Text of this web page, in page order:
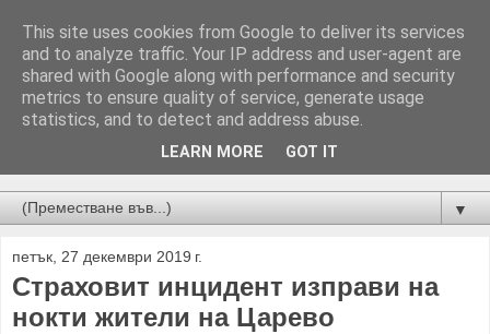
Новини от Бургас, страната и света!
▼
петък, 27 декември 2019 г.
Страховит инцидент изправи на
нокти жители на Царево
This site uses cookies from Google to deliver its services
and to analyze traffic. Your IP address and user-agent are
shared with Google along with performance and security
metrics to ensure quality of service, generate usage
statistics, and to detect and address abuse.
LEARN MORE GOT IT